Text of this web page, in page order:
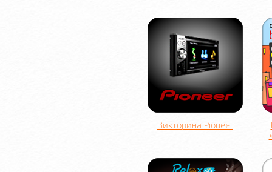
Викторина Pioneer